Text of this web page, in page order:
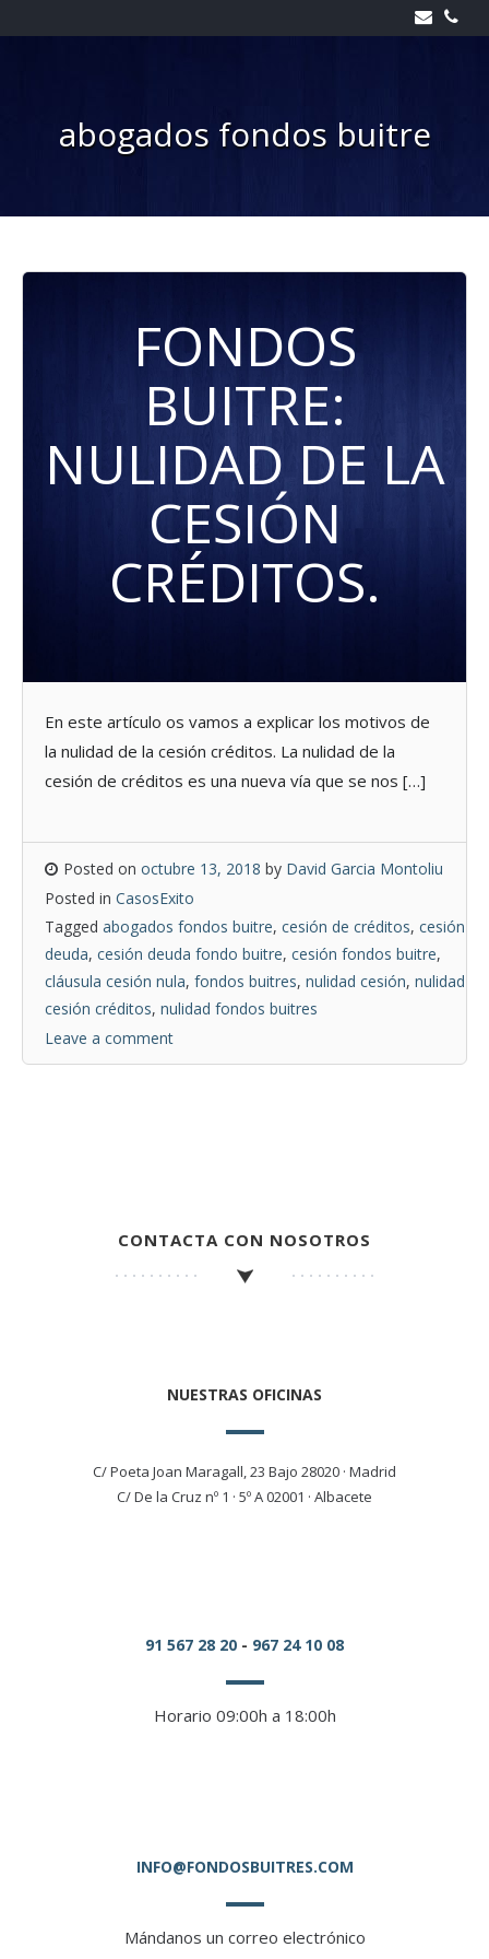
to
abogados fondos buitre
FONDOS
BUITRE:
NULIDAD DE LA
CESIÓN
CRÉDITOS.
En este artículo os vamos a explicar los motivos de
la nulidad de la cesión créditos. La nulidad de la
cesión de créditos es una nueva vía que se nos […]
Posted on octubre 13, 2018 by David Garcia Montoliu
Posted in CasosExito
Tagged abogados fondos buitre, cesión de créditos, cesión
deuda, cesión deuda fondo buitre, cesión fondos buitre,
cláusula cesión nula, fondos buitres, nulidad cesión, nulidad
cesión créditos, nulidad fondos buitres
Leave a comment
CONTACTA CON NOSOTROS
NUESTRAS OFICINAS
C/ Poeta Joan Maragall, 23 Bajo 28020 · Madrid
C/ De la Cruz nº 1 · 5º A 02001 · Albacete
91 567 28 20 - 967 24 10 08
Horario 09:00h a 18:00h
INFO@FONDOSBUITRES.COM
Mándanos un correo electrónico